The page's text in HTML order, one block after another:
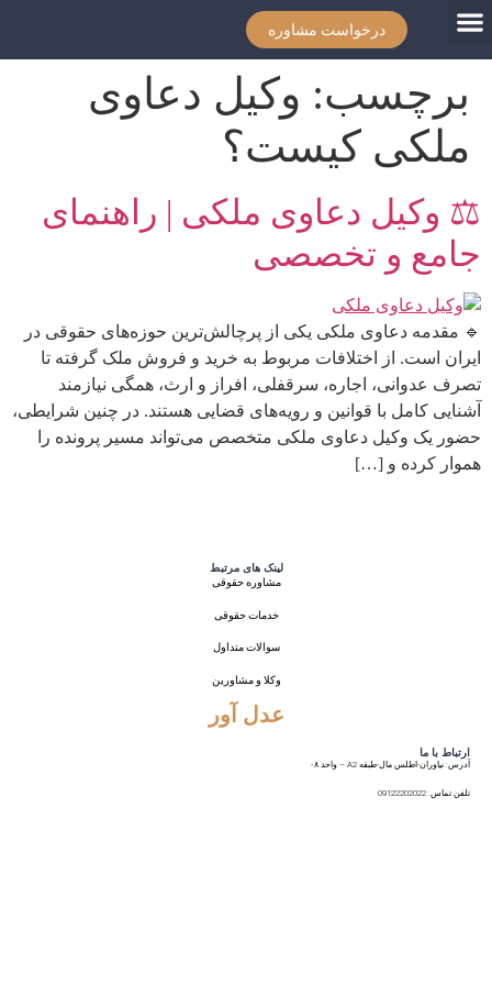
درخواست مشاوره
برچسب: وکیل دعاوی
ملکی کیست؟
⚖️ وکیل دعاوی ملکی | راهنمای
جامع و تخصصی
🔹 مقدمه دعاوی ملکی یکی از پرچالش‌ترین حوزه‌های حقوقی در
ایران است. از اختلافات مربوط به خرید و فروش ملک گرفته تا
تصرف عدوانی، اجاره، سرقفلی، افراز و ارث، همگی نیازمند
آشنایی کامل با قوانین و رویه‌های قضایی هستند. در چنین شرایطی،
حضور یک وکیل دعاوی ملکی متخصص می‌تواند مسیر پرونده را
هموار کرده و […]
لینک های مرتبط
مشاوره حقوقی
خدمات حقوقی
سوالات متداول
وکلا و مشاورین
عدل آور
ارتباط با ما
آدرس: نیاوران-اطلس مال-طبقه A2 – واحد ۰۸
تلفن تماس: 09122202022